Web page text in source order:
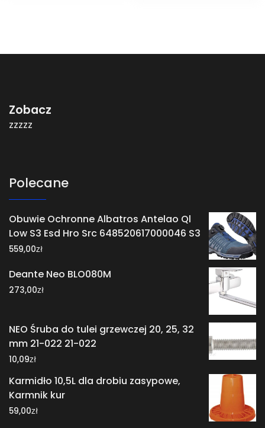
Zobacz
zzzzz
Polecane
Obuwie Ochronne Albatros Antelao Ql
Low S3 Esd Hro Src 648520617000046 S3
559,00zł
Deante Neo BLO080M
273,00zł
NEO Śruba do tulei grzewczej 20, 25, 32
mm 21-022 21-022
10,09zł
Karmidło 10,5L dla drobiu zasypowe,
Karmnik kur
59,00zł